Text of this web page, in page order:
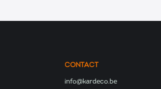
CONTACT
info@kardeco.be